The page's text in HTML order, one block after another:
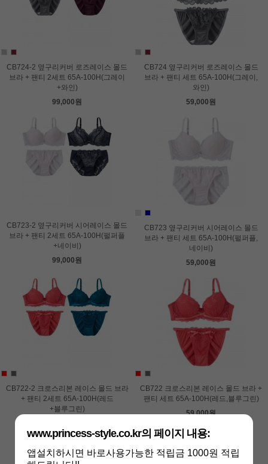
CB724-2 옆구리커버 로즈레이스 몰드
브라 + 팬티 2세트 65A-100H(그레이
+와인)
99,000원
CB724 옆구리커버 로즈레이스 몰드
브라 + 팬티 세트 65A-100H(그레이,
와인)
59,000원
CB723-2 옆구리커버 시어레이스 몰드
브라 + 팬티 2세트 65A-100H(펄퍼플
+네이비)
99,000원
CB723 옆구리커버 시어레이스 몰드
브라 + 팬티 세트 65A-100H(펄퍼플,
네이비)
59,000원
CB722-2 크로스리본 레이스 몰드 브라
+ 팬티 2세트 65A-100H(레드
+블루그린)
CB722 크로스리본 레이스 몰드 브라 +
팬티 세트 65A-100H(레드,블루그린)
59,000원
www.princess-style.co.kr의 페이지 내용:
앱설치하시면 바로사용가능한 적립금 1000원 적립